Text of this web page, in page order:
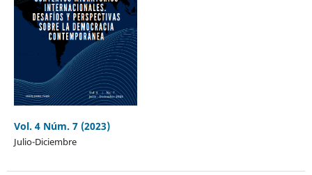
Vol. 4 Núm. 7 (2023)
Julio-Diciembre